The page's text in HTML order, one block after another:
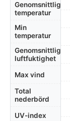
Genomsnittlig
temperatur
Min
temperatur
Genomsnittlig
luftfuktighet
Max vind
Total
nederbörd
UV-index